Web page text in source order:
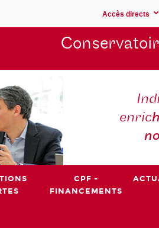
Accès directs
enric
CPF -
FINANCEMENTS